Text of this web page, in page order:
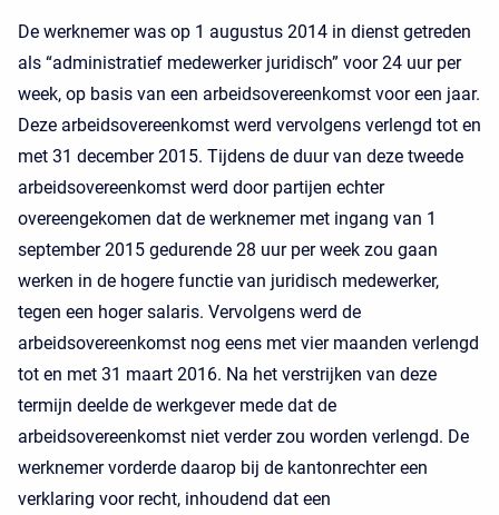
De werknemer was op 1 augustus 2014 in dienst getreden
als “administratief medewerker juridisch” voor 24 uur per
week, op basis van een arbeidsovereenkomst voor een jaar.
Deze arbeidsovereenkomst werd vervolgens verlengd tot en
met 31 december 2015. Tijdens de duur van deze tweede
arbeidsovereenkomst werd door partijen echter
overeengekomen dat de werknemer met ingang van 1
september 2015 gedurende 28 uur per week zou gaan
werken in de hogere functie van juridisch medewerker,
tegen een hoger salaris. Vervolgens werd de
arbeidsovereenkomst nog eens met vier maanden verlengd
tot en met 31 maart 2016. Na het verstrijken van deze
termijn deelde de werkgever mede dat de
arbeidsovereenkomst niet verder zou worden verlengd. De
werknemer vorderde daarop bij de kantonrechter een
verklaring voor recht, inhoudend dat een